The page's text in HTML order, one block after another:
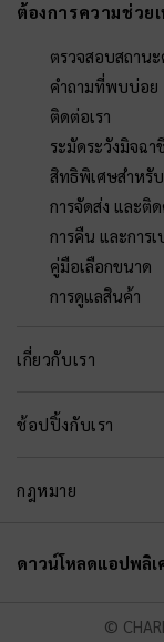
ต้องการความช่วย
ตรวจสอบสถาน
คำถามที่พบบ่อย
ติดต่อเรา
ระมัดระวังมิจฉา
สิทธิพิเศษสำหรั
การจัดส่ง และติ
การคืน และการ
คู่มือเลือกขนาด
การดูแลสินค้า
เกี่ยวกับเรา
ช้อปปิ้งกับเรา
กฎหมาย
ดาวน์โหลดแอปพลิเ
©